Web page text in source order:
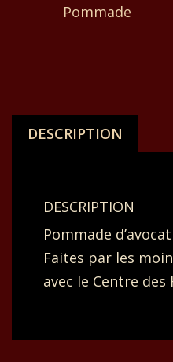
Pommade
DESCRIPTION
DESCRIPTION
Pommade
Faites par les
avec le Centre des